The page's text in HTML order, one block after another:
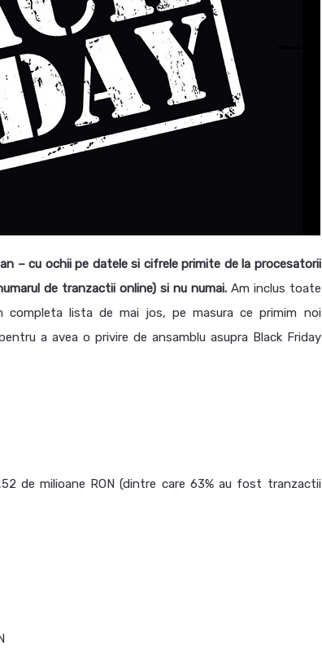
– cu ochii pe datele si cifrele primite de la procesatorii
de tranzactii online) si nu numai.Am inclus toate
completa lista de mai jos, pe masura ce primim noi
a avea o privire de ansamblu asupra Black Friday
de milioane RON (dintre care 63% au fost tranzactii